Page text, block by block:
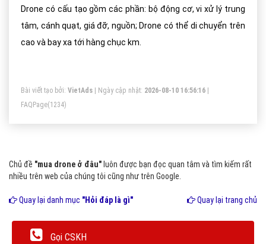
Drone có cấu tạo gồm các phần: bộ động cơ, vi xử lý trung
tâm, cánh quạt, giá đỡ, nguồn; Drone có thể di chuyển trên
cao và bay xa tới hàng chục km.
Bài viết tạo bởi: VietAds | Ngày cập nhật: 2026-08-10 16:56:16
FAQPage(1234)
Chủ đề "mua drone ở đâu" luôn được bạn đọc quan tâm và tìm kiếm rất
nhiều trên web của chúng tôi cũng như trên Google.
Quay lại danh mục "Hỏi đáp là gì" Quay lại trang chủ
Gọi CSKH